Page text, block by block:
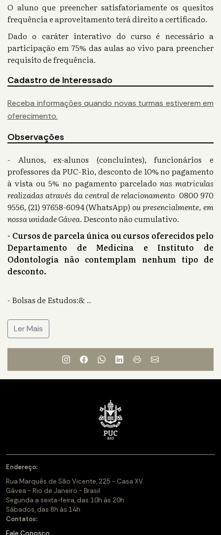
O aluno que preencher satisfatoriamente os quesitos
frequência e aproveitamento terá direito a certificado.
Dado o caráter interativo do curso é necessário a
participação em 75% das aulas ao vivo para preencher
requisito de frequência.
Cadastro de Interessado
Receba informações quando novas turmas estiverem em
oferecimento.
Observações
- Alunos, ex-alunos (concluintes), funcionários e
professores da PUC-Rio, desconto de 10% no pagamento
à vista ou 5% no pagamento parcelado nas matriculas
realizadas através da central de relacionamento 0800 970
9556, (21) 97658-6094 (WhatsApp)ou presencialmente, em
nossa unidade Gávea.Desconto não cumulativo.
- Cursos de parcela única ou cursos oferecidos pelo
Departamento de Medicina e Instituto de
Odontologia não contemplam nenhum tipo de
desconto.
- Bolsas de Estudos:&...
Ler Mais
Endereço:
Rua Marquês de São Vicente, 225 - Casa XV
Gávea - Rio de Janeiro - Brasil
Segunda a sexta-feira, das 10h às 20h
Sábados, das 8h às 14h
Contatos:
Fale Conosco